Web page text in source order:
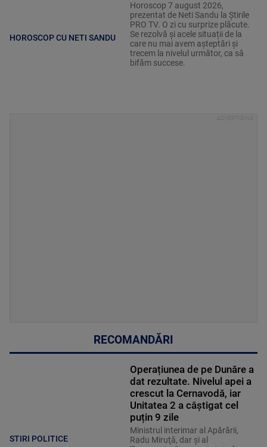
HOROSCOP CU NETI SANDU
Horoscop 7 august 2026,
prezentat de Neti Sandu la Știrile
PRO TV. O zi cu surprize plăcute.
Se rezolvă și acele situații de la
care nu mai avem așteptări și
trecem la nivelul următor, ca să
bifăm succese.
RECOMANDĂRI
STIRI POLITICE
Operațiunea de pe Dunăre a
dat rezultate. Nivelul apei a
crescut la Cernavodă, iar
Unitatea 2 a câștigat cel
puțin 9 zile
Ministrul interimar al Apărării,
Radu Miruţă, dar şi al